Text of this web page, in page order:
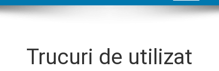
Trucuri de utilizat